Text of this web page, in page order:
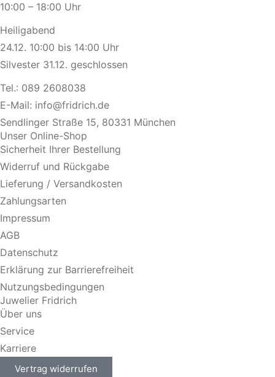
10:00 – 18:00 Uhr
Heiligabend
24.12. 10:00 bis 14:00 Uhr
Silvester 31.12. geschlossen
Tel.: 089 2608038
E-Mail: info@fridrich.de
Sendlinger Straße 15, 80331 München
Unser Online-Shop
Sicherheit Ihrer Bestellung
Widerruf und Rückgabe
Lieferung / Versandkosten
Zahlungsarten
Impressum
AGB
Datenschutz
Erklärung zur Barrierefreiheit
Nutzungsbedingungen
Juwelier Fridrich
Über uns
Service
Karriere
Vertrag widerrufen